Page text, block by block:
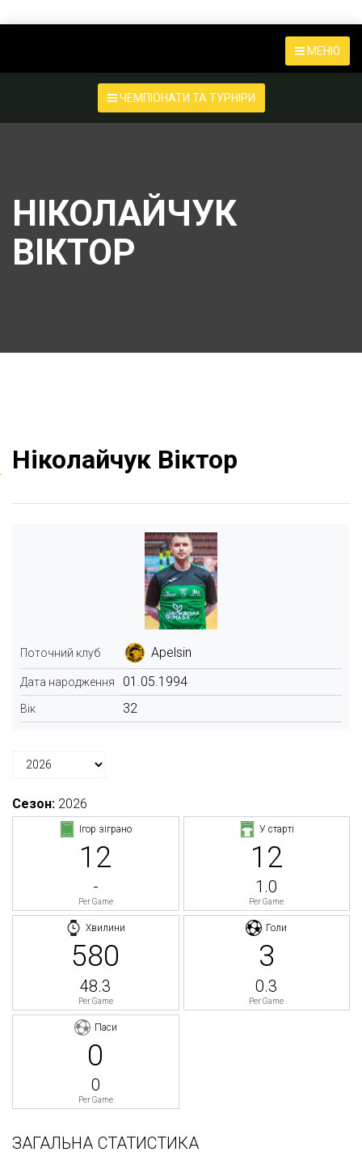
МЕНЮ
ЧЕМПІОНАТИ ТА ТУРНІРИ
НІКОЛАЙЧУК
ВІКТОР
Ніколайчук Віктор
Поточний клуб Apelsin
Дата народження 01.05.1994
Вік 32
Сезон: 2026
Ігор зіграно
12
-
Per Game
У старті
12
1.0
Per Game
Хвилини
580
48.3
Per Game
Голи
3
0.3
Per Game
Паси
0
0
Per Game
ЗАГАЛЬНА СТАТИСТИКА